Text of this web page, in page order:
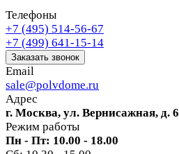
Телефоны
+7 (495) 514-56-67
+7 (499) 641-15-14
Заказать звонок
Email
sale@polvdome.ru
Адрес
г. Москва, ул. Вернисажная, д. 6
Режим работы
Пн - Пт: 10.00 - 18.00